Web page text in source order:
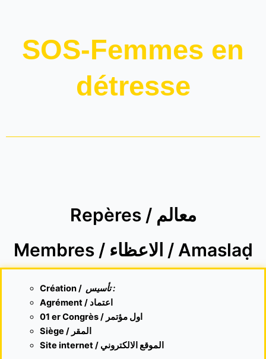
SOS-Femmes en
détresse
Repères / معالم
Membres / الاعظاء / Amaslaḍ
Création /
تأسيس :
Agrément / اعتماد
01 er Congrès / اول مؤتمر
Siège / المقر
Site internet / الموقع الالكتروني